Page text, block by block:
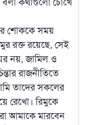
শোককে সময়
রক্ত রয়েছে, সেই
নয়, জামিল ও
রাজনীতিতে
তাদের সকলের
রেখো। রিমুকে
আমাকে মারবেন